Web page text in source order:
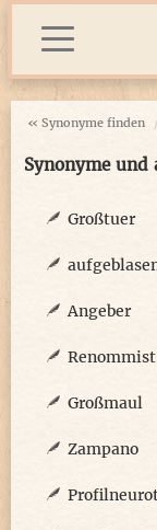
« Synonyme finden
Synonyme
Großtuer
Angeber
Renommist
Großmaul
Zampano